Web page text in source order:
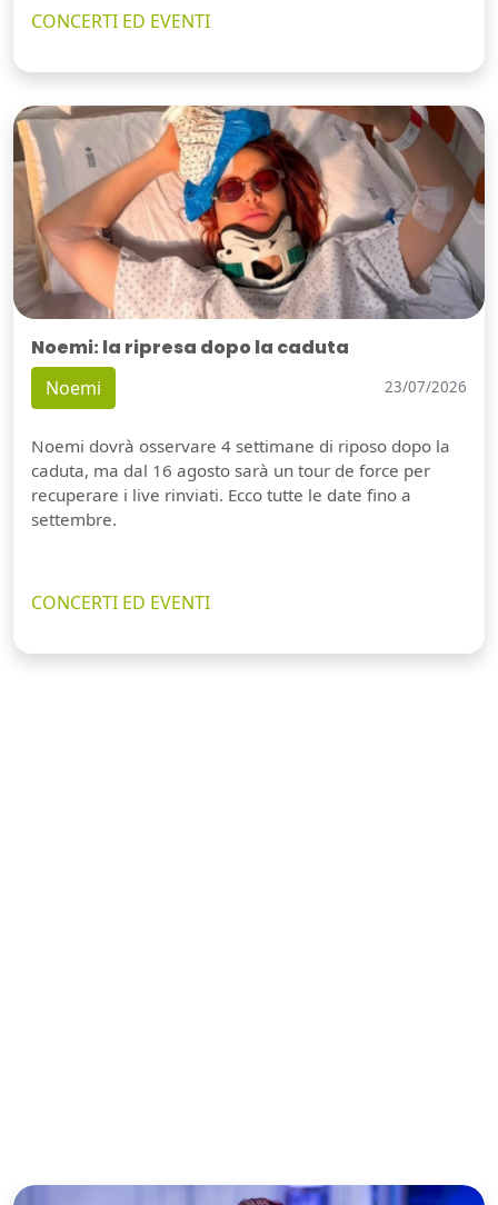
CONCERTI ED EVENTI
Noemi: la ripresa dopo la caduta
Noemi 23/07/2026
Noemi dovrà osservare 4 settimane di riposo dopo la
caduta, ma dal 16 agosto sarà un tour de force per
recuperare i live rinviati. Ecco tutte le date fino a
settembre.
CONCERTI ED EVENTI